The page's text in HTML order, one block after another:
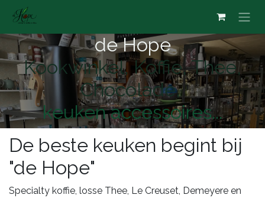
Overslaan naar inhoud
de Hope
Kookwinkel, Koffie, Thee,
Chocolade,
keuken accessoires...
De beste keuken begint bij
"de Hope"
Specialty koffie, losse Thee, Le Creuset, Demeyere en